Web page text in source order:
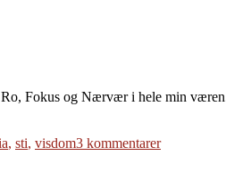
Fokus og Nærvær i hele min
, sti, visdom3 kommentarertil